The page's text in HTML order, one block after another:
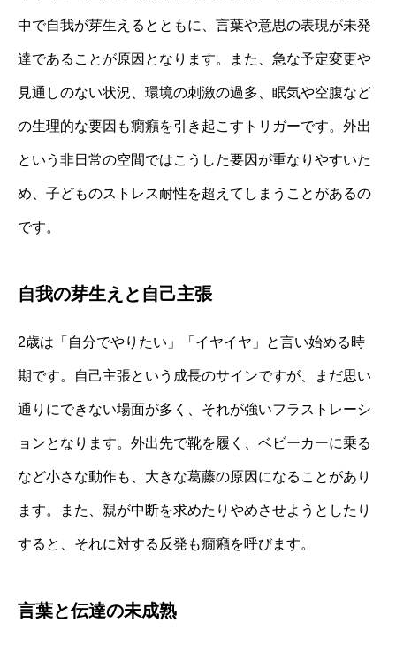
中で自我が芽生えるとともに、言葉や意思の表現が未発
達であることが原因となります。また、急な予定変更や
見通しのない状況、環境の刺激の過多、眠気や空腹など
の生理的な要因も癇癪を引き起こすトリガーです。外出
という非日常の空間ではこうした要因が重なりやすいた
め、子どものストレス耐性を超えてしまうことがあるの
です。
自我の芽生えと自己主張
2歳は「自分でやりたい」「イヤイヤ」と言い始める時
期です。自己主張という成長のサインですが、まだ思い
通りにできない場面が多く、それが強いフラストレーシ
ョンとなります。外出先で靴を履く、ベビーカーに乗る
など小さな動作も、大きな葛藤の原因になることがあり
ます。また、親が中断を求めたりやめさせようとしたり
すると、それに対する反発も癇癪を呼びます。
言葉と伝達の未成熟